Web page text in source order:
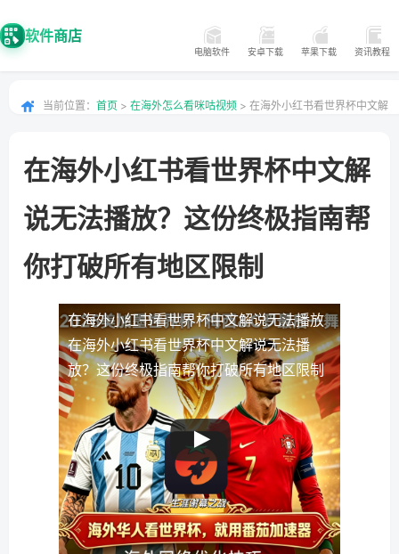
软件商店
电脑软件 安卓下载 苹果下载 资讯教程
当前位置： 首页 > 在海外怎么看咪咕视频 > 在海外小红书看世界杯中文解
在海外小红书看世界杯中文解
说无法播放？这份终极指南帮
你打破所有地区限制
在海外小红书看世界杯中文解说无法播放
在海外小红书看世界杯中文解说无法播
放？这份终极指南帮你打破所有地区限制